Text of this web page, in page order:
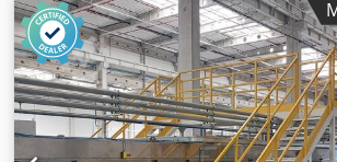
of manufacture: 1991 Temperature of
conveyor: 65-80°C Equipped with Simatic
system.